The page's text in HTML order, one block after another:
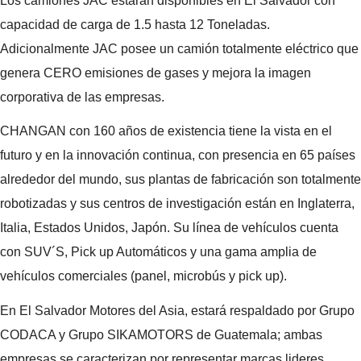
capacidad de carga de 1.5 hasta 12 Toneladas.
Adicionalmente JAC posee un camión totalmente eléctrico que
genera CERO emisiones de gases y mejora la imagen
corporativa de las empresas.
CHANGAN con 160 años de existencia tiene la vista en el
futuro y en la innovación continua, con presencia en 65 países
alrededor del mundo, sus plantas de fabricación son totalmente
robotizadas y sus centros de investigación están en Inglaterra,
Italia, Estados Unidos, Japón. Su línea de vehículos cuenta
con SUV´S, Pick up Automáticos y una gama amplia de
vehículos comerciales (panel, microbús y pick up).
En El Salvador Motores del Asia, estará respaldado por Grupo
CODACA y Grupo SIKAMOTORS de Guatemala; ambas